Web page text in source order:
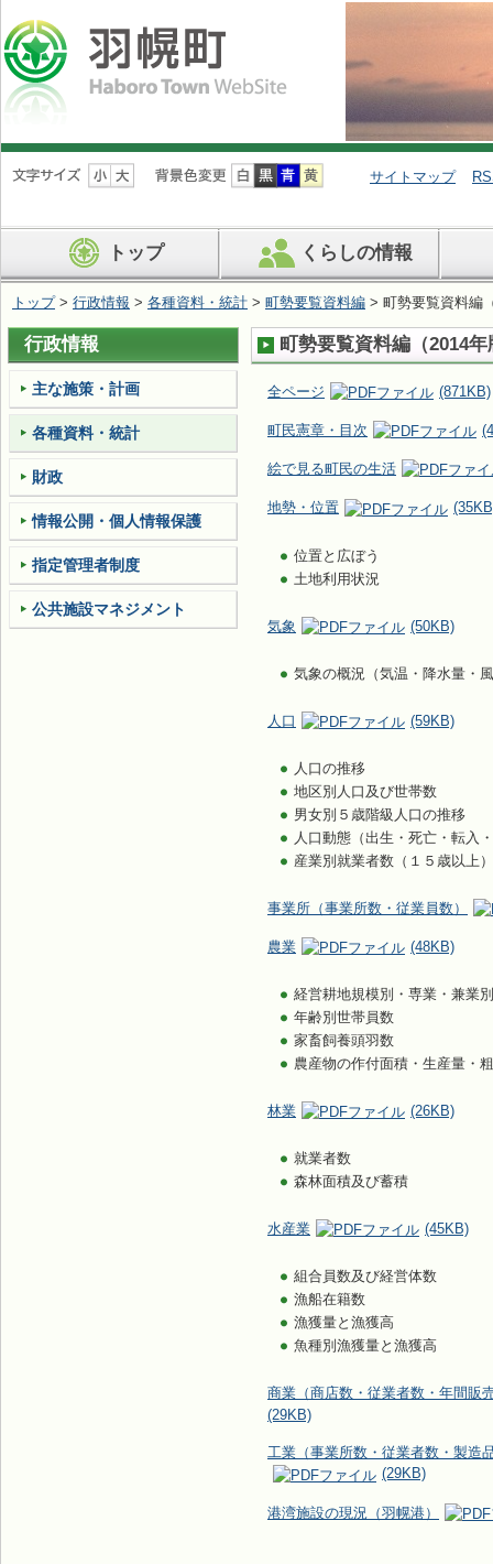
ナ
ビ
ン
を
ば
す
サイトマップ
トップ くらしの情報
トップ> 行政情報 > 各種資料・統計 > 町勢要覧資料編 > 町勢要覧資料編
町勢要覧資料編（2014年
全ページ (871KB)
町民憲章・目次
絵で見る町民の生活
地勢・位置
位置と広ぼう
土地利用状況
気象 (50KB)
気象の概況（気温・降水量・
人口 (59KB)
人口の推移
地区別人口及び世帯数
男女別５歳階級人口の推移
人口動態（出生・死亡・転入
産業別就業者数（１５歳以上）
事業所（事業所数・従業員数）
農業 (48KB)
経営耕地規模別・専業・兼業
年齢別世帯員数
家畜飼養頭羽数
農産物の作付面積・生産量・
林業 (26KB)
就業者数
森林面積及び蓄積
水産業 (45KB)
組合員数及び経営体数
漁船在籍数
漁獲量と漁獲高
魚種別漁獲量と漁獲高
商業（商店数・従業者数・年間販
(29KB)
工業（事業所数・従業者数・製造
(29KB)
港湾施設の現況（羽幌港）
行政情報
主な施策・計画
各種資料・統計
財政
情報公開・個人情報保護
指定管理者制度
公共施設マネジメント